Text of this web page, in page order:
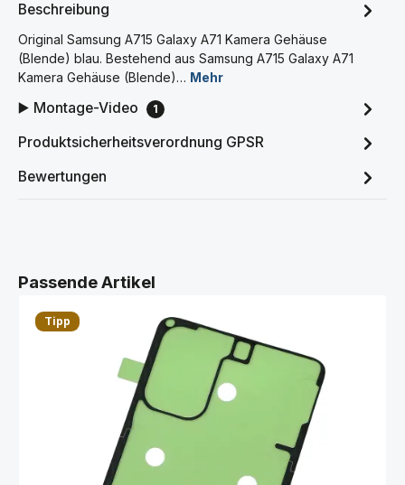
Beschreibung
Original Samsung A715 Galaxy A71 Kamera Gehäuse
(Blende) blau. Bestehend aus Samsung A715 Galaxy A71
Kamera Gehäuse (Blende)… Mehr
▶️ Montage-Video 1
Produktsicherheitsverordnung GPSR
Bewertungen
Produktgalerie überspringen
Passende Artikel
Tipp